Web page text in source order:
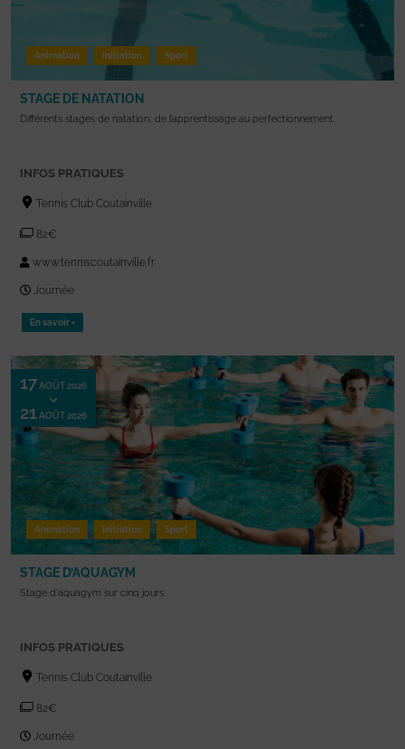
Animation Initiation Sport
STAGE DE NATATION
Différents stages de natation, de l’apprentissage au perfectionnement.
INFOS PRATIQUES
Tennis Club Coutainville
82€
www.tenniscoutainville.fr
Journée
En savoir +
17 AOÛT 2026
21 AOÛT 2026
Animation Initiation Sport
STAGE D’AQUAGYM
Stage d'aquagym sur cinq jours.
INFOS PRATIQUES
Tennis Club Coutainville
82€
Journée